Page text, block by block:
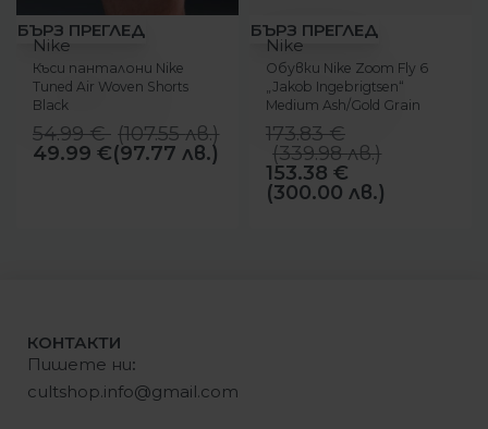
-9%
БЪРЗ ПРЕГЛЕД
Nike
Къси панталони Nike
Tuned Air Woven Shorts
Black
54.99€ (107.55лв.)
49.99 €(97.77 лв.)
-12%
БЪРЗ ПРЕГЛЕД
Nike
Обувки Nike Zoom Fly 6
„Jakob Ingebrigtsen“
Medium Ash/Gold Grain
173.83€
(339.98лв.)
153.38 €
(300.00 лв.)
КОНТАКТИ
Пишете ни:
cultshop.info@gmail.com